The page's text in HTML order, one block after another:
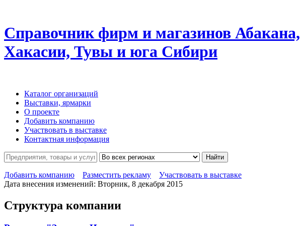
Справочник фирм и магазинов Абакана,
Хакасии, Тувы и юга Сибири
Каталог организаций
Выставки, ярмарки
О проекте
Добавить компанию
Участвовать в выставке
Контактная информация
Найти
Добавить компанию Разместить рекламу
Участвовать в выставке
Дата внесения изменений: Вторник, 8 декабря 2015
Структура компании